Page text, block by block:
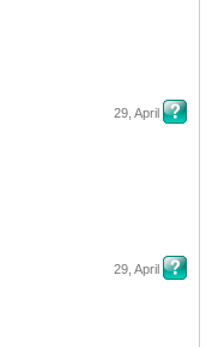
29, April
29, April